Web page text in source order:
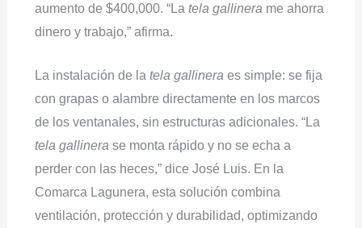
aumento de $400,000. “La tela gallinera me ahorra
dinero y trabajo,” afirma.
La instalación de la tela gallineraes simple: se fija
con grapas o alambre directamente en los marcos
de los ventanales, sin estructuras adicionales. “La
tela gallinerase monta rápido y no se echa a
perder con las heces,” dice José Luis. En la
Comarca Lagunera, esta solución combina
ventilación, protección y durabilidad, optimizando